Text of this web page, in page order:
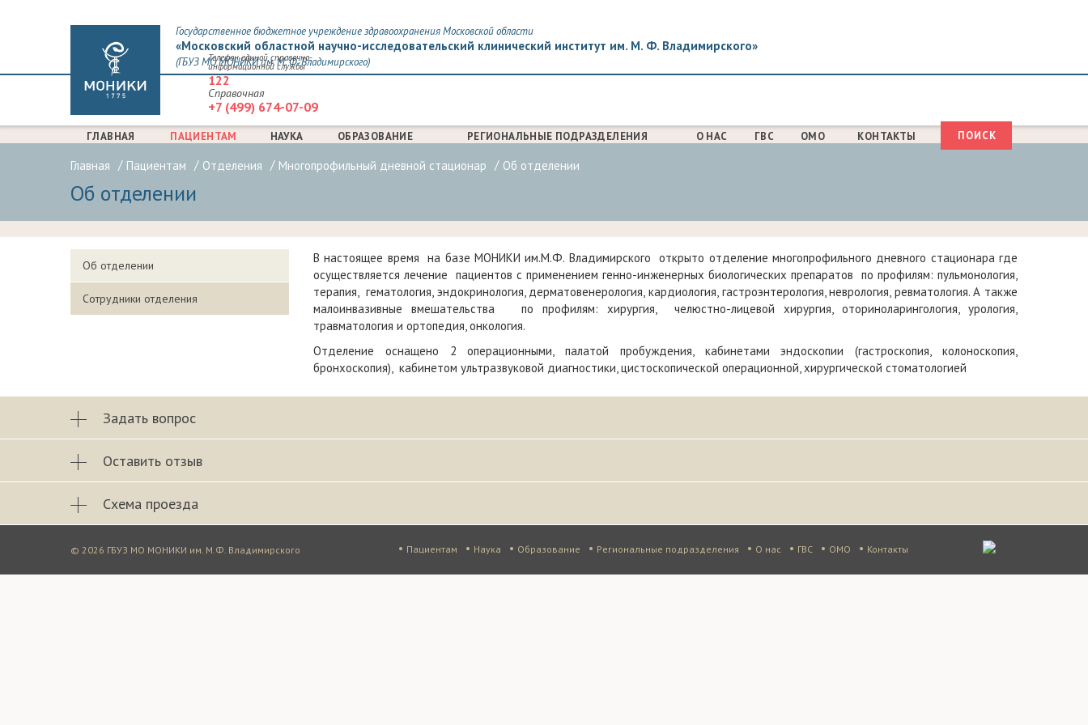
Государственное бюджетное учреждение здравоохранения Московской области
«Московский областной научно-исследовательский клинический институт им. М. Ф. Владимирского»
(ГБУЗ МО МОНИКИ им. М. Ф. Владимирского)
Телефон единой справочно-
информационной службы
122
Справочная
+7 (499) 674-07-09
ГЛАВНАЯ ПАЦИЕНТАМ НАУКА ОБРАЗОВАНИЕ РЕГИОНАЛЬНЫЕ ПОДРАЗДЕЛЕНИЯ О НАС ГВС ОМО КОНТАКТЫ
ФОРМА
Поиск
Главная Пациентам Отделения Многопрофильный дневной стационар Об отделении
Об отделении
Об отделении
Сотрудники отделения
В настоящее время на базе МОНИКИ им.М.Ф. Владимирского открыто отделение многопрофильного дневного стационара где
осуществляется лечение пациентов с применением генно-инженерных биологических препаратов по профилям: пульмонология,
терапия, гематология, эндокринология, дерматовенерология, кардиология, гастроэнтерология, неврология, ревматология. А также
малоинвазивные вмешательства по профилям: хирургия, челюстно-лицевой хирургия, оториноларингология, урология,
травматология и ортопедия, онкология.
Отделение оснащено 2 операционными, палатой пробуждения, кабинетами эндоскопии (гастроскопия, колоноскопия,
бронхоскопия), кабинетом ультразвуковой диагностики, цистоскопической операционной, хирургической стоматологией
Задать вопрос
Оставить отзыв
Схема проезда
© 2026 ГБУЗ МО МОНИКИ им. М.Ф. Владимирского • Пациентам • Наука • Образование • Региональные подразделения • О нас • ГВС • ОМО • Контакты